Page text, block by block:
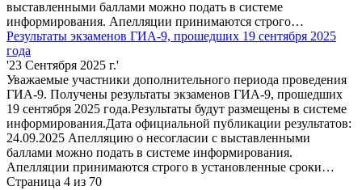
выставленными баллами можно подать в системе
информирования. Апелляции принимаются строго…
Результаты экзаменов ГИА-9, прошедших 19 сентября 2025
года
'23 Сентября 2025 г.'
Уважаемые участники дополнительного периода проведения
ГИА-9. Получены результаты экзаменов ГИА-9, прошедших
19 сентября 2025 года.Результаты будут размещены в системе
информирования.Дата официальной публикации результатов:
24.09.2025 Апелляцию о несогласии с выставленными
баллами можно подать в системе информирования.
Апелляции принимаются строго в установленные сроки…
Страница 4 из 70